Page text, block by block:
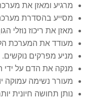
עצב הסיאטיקה
פציעות ספורט
פריצת דיסק
בעיות הורמונליות
מרגיע ומאזן את
מסייע בהסדרת
מאזן את ריכוז נוזלי
מעודד את המערכת
מניע מפרקים נוקשים.
מנקה את הדם על ידי
מעורר נשימה עמוקה
נותן תחושה חיונית